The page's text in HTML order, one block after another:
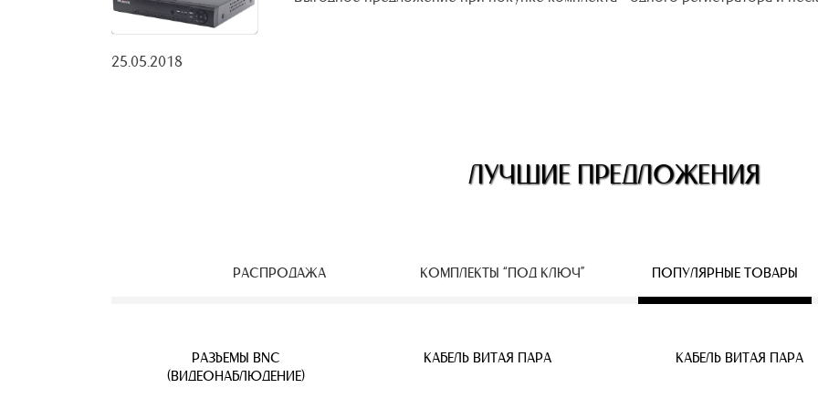
25.05.2018
ЛУЧШИЕ ПРЕДЛОЖЕНИЯ
РАСПРОДАЖА КОМПЛЕКТЫ “ПОД КЛЮЧ” ПОПУЛЯРНЫЕ ТОВАРЫ
УЛИЧНЫЕ IP КАМЕРЫ БЕСПРОВОДНЫЕ IP КАМЕРЫ КАБЕЛЬ ВИТАЯ ПАРА
РАЗЪЕМЫ BNC
(ВИДЕОНАБЛЮДЕНИЕ)
КАБЕЛЬ ВИТАЯ ПАРА КАБЕЛЬ ВИТАЯ ПАРА
КАБЕЛЬ ВИТАЯ ПАРА КАБЕЛЬ ВИТАЯ ПАРА КАБЕЛЬ ВИТАЯ ПАРА